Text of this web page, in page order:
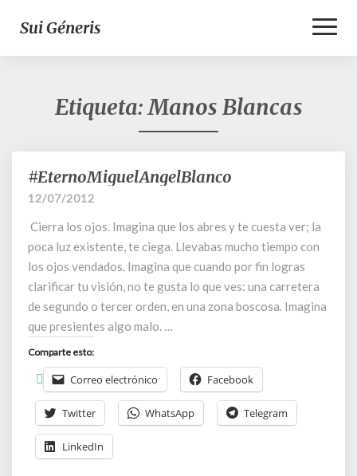
Sui Géneris
Etiqueta:Manos Blancas
#EternoMiguelAngelBlanco
#EternoMiguelAngelBlanco
12/07/2012
Cierra los ojos. Imagina que los abres y te cuesta ver; la
poca luz existente, te ciega. Llevabas mucho tiempo con
los ojos vendados. Imagina que cuando por fin logras
clarificar tu visión, no te gusta lo que ves: una carretera
de segundo o tercer orden, en una zona boscosa. Imagina
que presientes algo malo. …
Comparte esto:
Correo electrónico Facebook
Twitter WhatsApp Telegram
LinkedIn